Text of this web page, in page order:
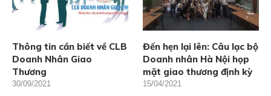
Thông tin cần biết về CLB
Doanh Nhân Giao
Thương
30/09/2021
Đến hẹn lại lên: Câu lạc bộ
Doanh nhân Hà Nội họp
mặt giao thương định kỳ
15/04/2021